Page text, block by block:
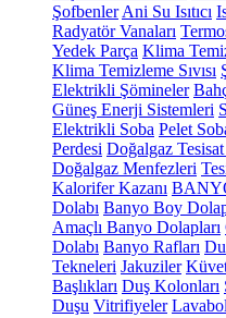
Şofbenler Ani Su Isıtıcı
Radyatör Vanaları
Yedek Parça Klima
Klima Temizleme Sıvısı
Elektrikli Şömineler
Güneş Enerji Sistemleri
Elektrikli Soba Pelet
Perdesi Doğalgaz
Doğalgaz Menfezleri
Kalorifer Kazanı
Dolabı Banyo Boy
Amaçlı Banyo Dolapları
Dolabı Banyo Rafları
Tekneleri Jakuziler
Başlıkları Duş Kolonları
Duşu Vitrifiyeler